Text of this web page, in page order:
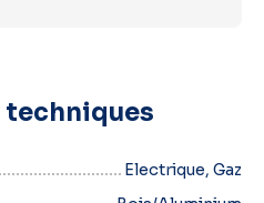
techniques
Electrique, Gaz